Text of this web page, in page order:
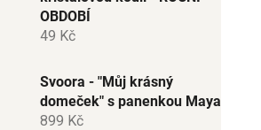
OBDOBÍ
49 Kč
Svoora - "Můj krásný
domeček" s panenkou Maya
899 Kč